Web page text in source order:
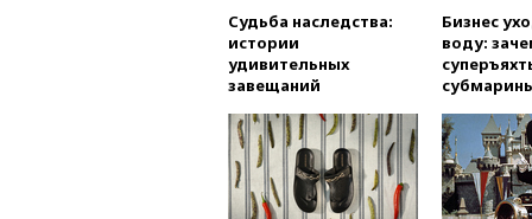
Судьба наследства:
истории
удивительных
завещаний
Бизнес
воду: